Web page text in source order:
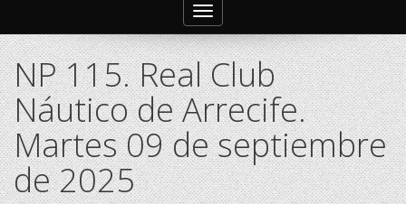
Toggle
navigation
NP 115. Real Club
Náutico de Arrecife.
Martes 09 de septiembre
de 2025